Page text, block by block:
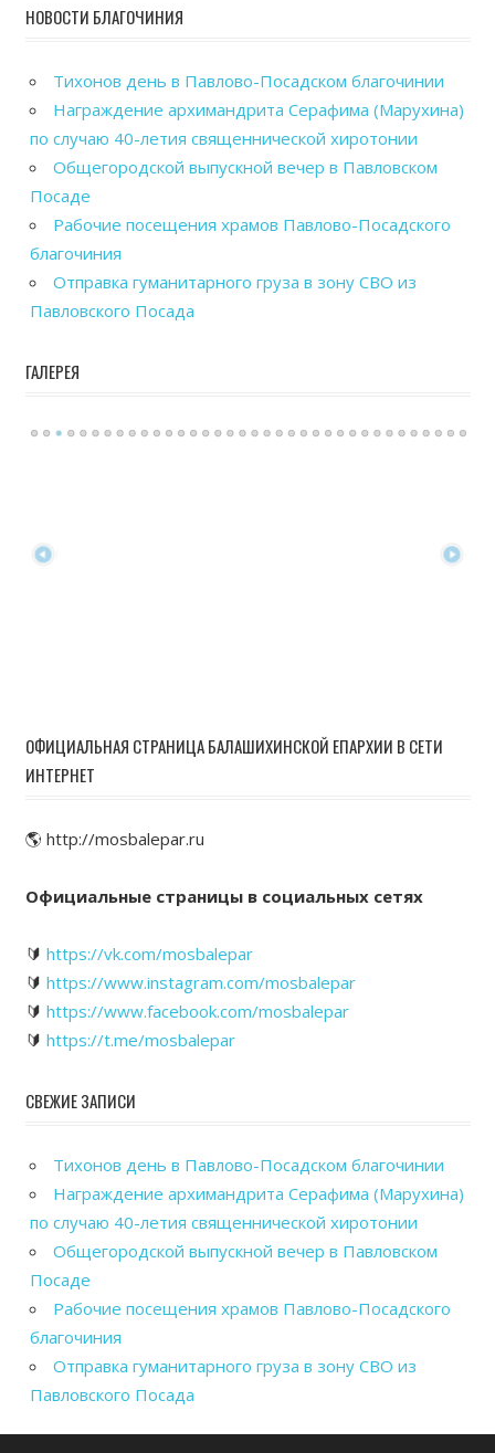
НОВОСТИ БЛАГОЧИНИЯ
Тихонов день в Павлово-Посадском благочинии
Награждение архимандрита Серафима (Марухина)
по случаю 40-летия священнической хиротонии
Общегородской выпускной вечер в Павловском
Посаде
Рабочие посещения храмов Павлово-Посадского
благочиния
Отправка гуманитарного груза в зону СВО из
Павловского Посада
ГАЛЕРЕЯ
ОФИЦИАЛЬНАЯ СТРАНИЦА БАЛАШИХИНСКОЙ ЕПАРХИИ В СЕТИ
ИНТЕРНЕТ
🌎 http://mosbalepar.ru
Официальные страницы в социальных сетях
🔰 https://vk.com/mosbalepar
🔰 https://www.instagram.com/mosbalepar
🔰 https://www.facebook.com/mosbalepar
🔰 https://t.me/mosbalepar
СВЕЖИЕ ЗАПИСИ
Тихонов день в Павлово-Посадском благочинии
Награждение архимандрита Серафима (Марухина)
по случаю 40-летия священнической хиротонии
Общегородской выпускной вечер в Павловском
Посаде
Рабочие посещения храмов Павлово-Посадского
благочиния
Отправка гуманитарного груза в зону СВО из
Павловского Посада